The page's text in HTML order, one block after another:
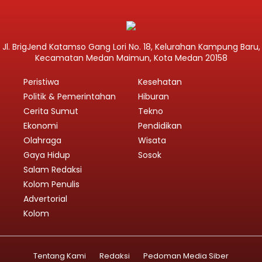
Jl. BrigJend Katamso Gang Lori No. 18, Kelurahan Kampung Baru,
Kecamatan Medan Maimun, Kota Medan 20158
Peristiwa
Politik & Pemerintahan
Cerita Sumut
Ekonomi
Olahraga
Gaya Hidup
Kesehatan
Hiburan
Tekno
Pendidikan
Wisata
Sosok
Salam Redaksi
Kolom Penulis
Advertorial
Kolom
Tentang Kami Redaksi Pedoman Media Siber